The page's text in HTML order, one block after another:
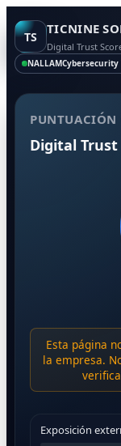
TS TICNINE
Digital Trust
NALLAMCybersecurity
PUNTUACIÓN
Digital Trust
Esta página
la empresa.
Exposición